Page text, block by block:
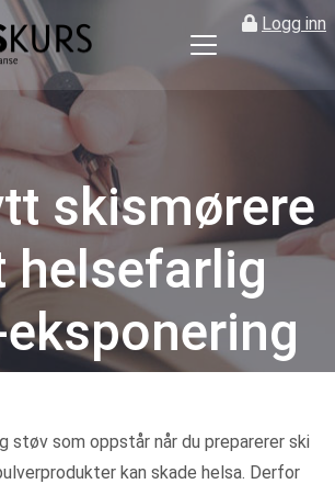
Logg inn
for
ledere
og
verneombud
skismørere
helsefarlig
støv som oppstår når du preparerer ski
kan skade helsa. Derfor